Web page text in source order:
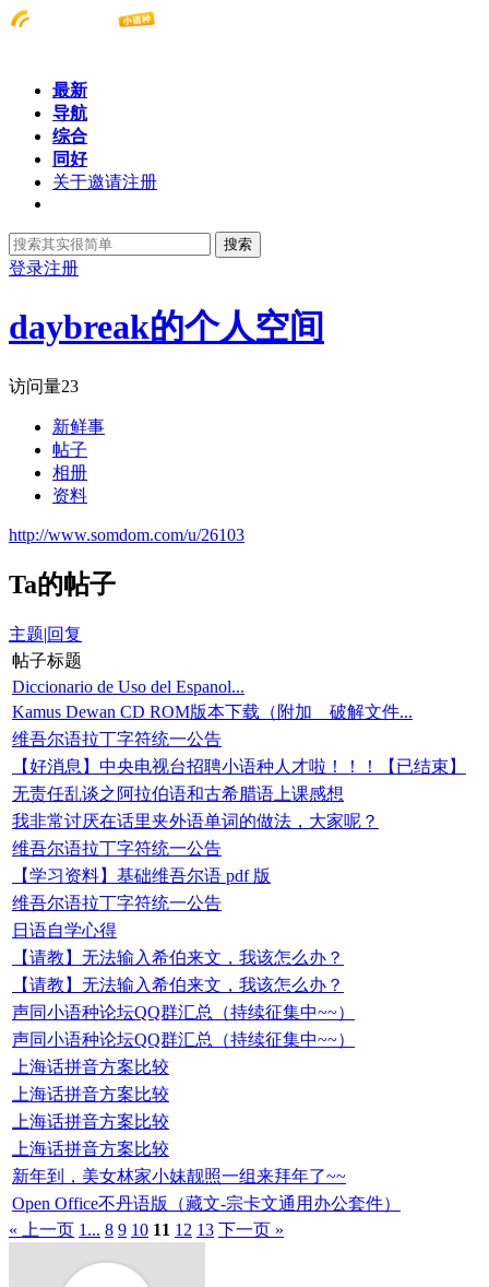
最新
导航
综合
同好
关于邀请注册
搜索
登录注册
daybreak的个人空间
访问量23
新鲜事
帖子
相册
资料
http://www.somdom.com/u/26103
Ta的帖子
主题|回复
帖子标题
Diccionario de Uso del Espanol...
Kamus Dewan CD ROM版本下载（附加 破解文件...
维吾尔语拉丁字符统一公告
【好消息】中央电视台招聘小语种人才啦！！！【已结束】
无责任乱谈之阿拉伯语和古希腊语上课感想
我非常讨厌在话里夹外语单词的做法，大家呢？
维吾尔语拉丁字符统一公告
【学习资料】基础维吾尔语 pdf 版
维吾尔语拉丁字符统一公告
日语自学心得
【请教】无法输入希伯来文，我该怎么办？
【请教】无法输入希伯来文，我该怎么办？
声同小语种论坛QQ群汇总（持续征集中~~）
声同小语种论坛QQ群汇总（持续征集中~~）
上海话拼音方案比较
上海话拼音方案比较
上海话拼音方案比较
上海话拼音方案比较
新年到，美女林家小妹靓照一组来拜年了~~
Open Office不丹语版（藏文-宗卡文通用办公套件）
« 上一页 1... 8 9 10 11 12 13 下一页 »